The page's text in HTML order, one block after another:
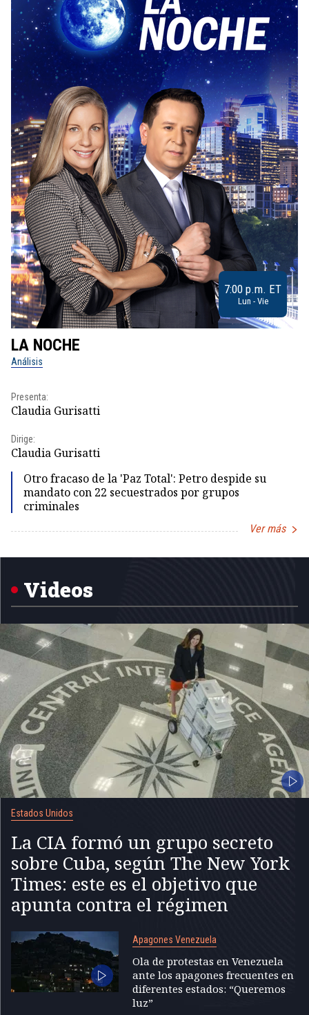
7:00 p.m. ET
Lun - Vie
LA NOCHE
Análisis
Presenta:
Claudia Gurisatti
Dirige:
Claudia Gurisatti
Otro fracaso de la 'Paz Total': Petro despide su
mandato con 22 secuestrados por grupos
criminales
Ver más
1
Videos
Estados Unidos
La CIA formó un grupo secreto
sobre Cuba, según The New York
Times: este es el objetivo que
apunta contra el régimen
Apagones Venezuela
Ola de protestas en Venezuela
ante los apagones frecuentes en
diferentes estados: “Queremos
luz”